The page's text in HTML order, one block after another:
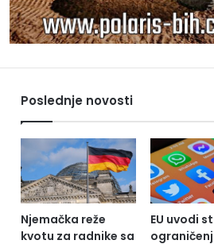
Poslednje novosti
Njemačka reže
kvotu za radnike sa
EU uvodi